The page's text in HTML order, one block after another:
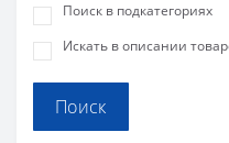
Поиск в подкатегориях
Искать в описании